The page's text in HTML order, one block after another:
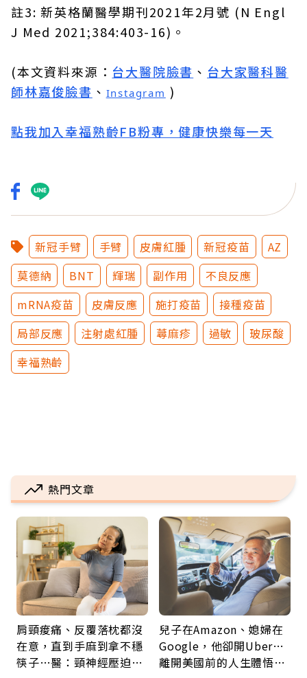
註3: 新英格蘭醫學期刊2021年2月號 (N Engl
J Med 2021;384:403-16)。
(本文資料來源： 台大醫院臉書 、 台大家醫科醫
師林嘉俊臉書 、 Instagram )
點我加入幸福熟齡FB粉專，健康快樂每一天
新冠手臂 手臂 皮膚紅腫 新冠疫苗
AZ
莫德納
BNT 輝瑞 副作用
不良反應
mRNA疫苗
皮膚反應 施打疫苗
接種疫苗
局部反應
注射處紅腫 蕁麻疹 過敏
玻尿酸
幸福熟齡
熱門文章
肩頸痠痛、反覆落枕都沒
在意，直到手麻到拿不穩
筷子…醫：頸神經壓迫上
兒子在Amazon、媳婦在
Google，他卻開Uber…
離開美國前的人生體悟：